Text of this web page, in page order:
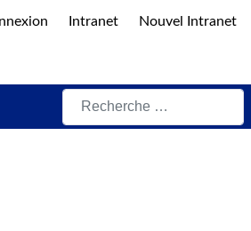
Intranet Nouvel Intranet
Rechercher